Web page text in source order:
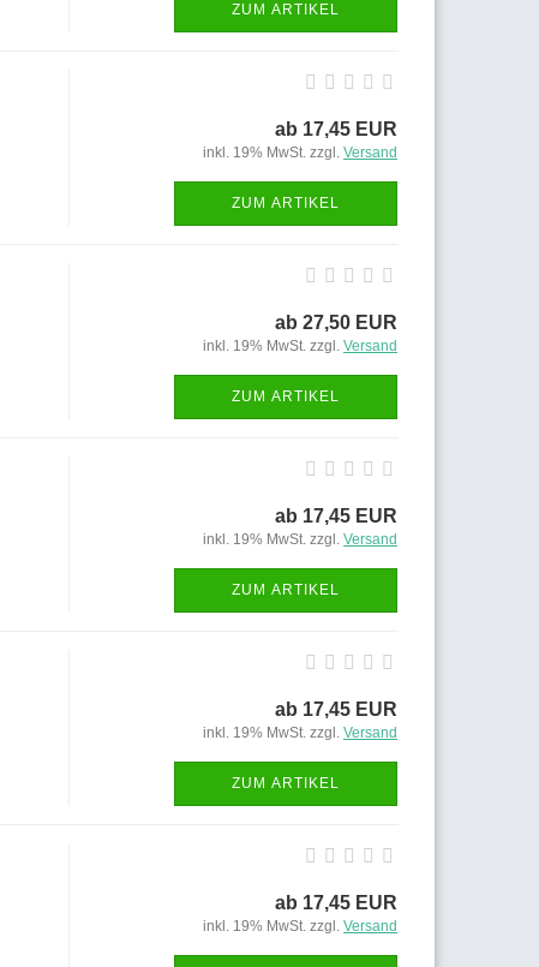
ZUM ARTIKEL
ab 17,45 EUR
inkl. 19% MwSt. zzgl. Versand
ZUM ARTIKEL
ab 27,50 EUR
inkl. 19% MwSt. zzgl. Versand
ZUM ARTIKEL
ab 17,45 EUR
inkl. 19% MwSt. zzgl. Versand
ZUM ARTIKEL
ab 17,45 EUR
inkl. 19% MwSt. zzgl. Versand
ZUM ARTIKEL
ab 17,45 EUR
inkl. 19% MwSt. zzgl. Versand